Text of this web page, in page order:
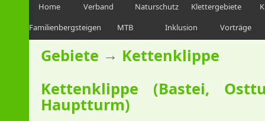
Home Verband Naturschutz Klettergebiete
Familienbergsteigen
MTB Inklusion Vorträge
Gebiete → Kettenklippe
Kettenklippe (Bastei,
Hauptturm)